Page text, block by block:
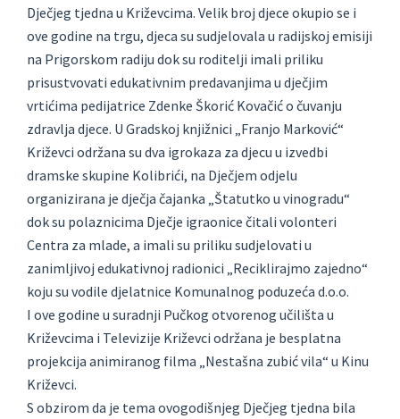
Dječjeg tjedna u Križevcima. Velik broj djece okupio se i
ove godine na trgu, djeca su sudjelovala u radijskoj emisiji
na Prigorskom radiju dok su roditelji imali priliku
prisustvovati edukativnim predavanjima u dječjim
vrtićima pedijatrice Zdenke Škorić Kovačić o čuvanju
zdravlja djece. U Gradskoj knjižnici „Franjo Marković“
Križevci održana su dva igrokaza za djecu u izvedbi
dramske skupine Kolibrići, na Dječjem odjelu
organizirana je dječja čajanka „Štatutko u vinogradu“
dok su polaznicima Dječje igraonice čitali volonteri
Centra za mlade, a imali su priliku sudjelovati u
zanimljivoj edukativnoj radionici „Reciklirajmo zajedno“
koju su vodile djelatnice Komunalnog poduzeća d.o.o.
I ove godine u suradnji Pučkog otvorenog učilišta u
Križevcima i Televizije Križevci održana je besplatna
projekcija animiranog filma „Nestašna zubić vila“ u Kinu
Križevci.
S obzirom da je tema ovogodišnjeg Dječjeg tjedna bila